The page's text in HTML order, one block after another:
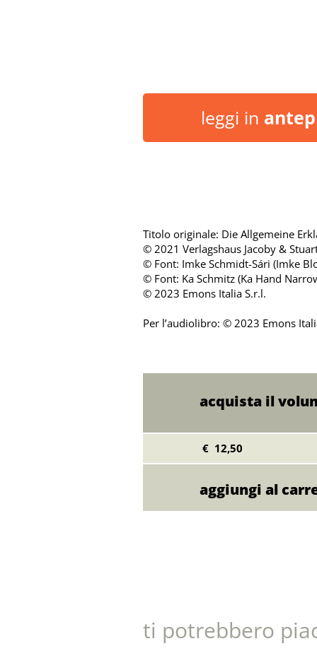
leggi in
Titolo originale: Die Allgemeine
© 2021 Verlagshaus Jacoby &
© Font: Imke Schmidt-Sári (Imke
© Font: Ka Schmitz (Ka Hand
© 2023 Emons Italia S.r.l.
Per l’audiolibro: © 2023 Emons
acquista il
€ 12,50
ti potrebbero